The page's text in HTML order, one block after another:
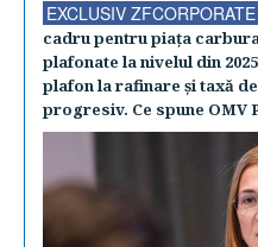
EXCLUSIV ZFCORPORATE
cadru pentru piaţa
plafonate la nivelul din
plafon la rafinare şi taxă
progresiv. Ce spune OMV